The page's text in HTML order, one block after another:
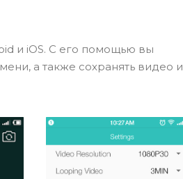
и iOS. C его помощью вы
а также сохранять видео и